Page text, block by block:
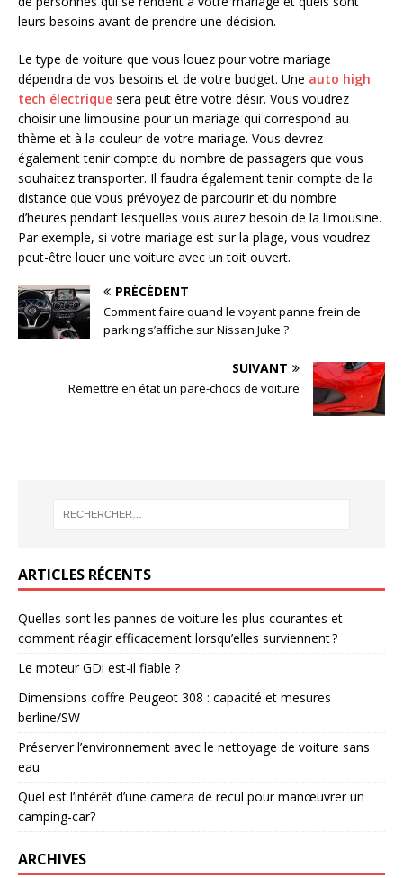
leurs besoins avant de prendre une décision.
Le type de voiture que vous louez pour votre mariage
dépendra de vos besoins et de votre budget. Une auto high
tech électrique sera peut être votre désir. Vous voudrez
choisir une limousine pour un mariage qui correspond au
thème et à la couleur de votre mariage. Vous devrez
également tenir compte du nombre de passagers que vous
souhaitez transporter. Il faudra également tenir compte de la
distance que vous prévoyez de parcourir et du nombre
d’heures pendant lesquelles vous aurez besoin de la limousine.
Par exemple, si votre mariage est sur la plage, vous voudrez
peut-être louer une voiture avec un toit ouvert.
PRÉCÉDENT
Comment faire quand le voyant panne frein de
parking s’affiche sur Nissan Juke ?
SUIVANT
Remettre en état un pare-chocs de voiture
ARTICLES RÉCENTS
Quelles sont les pannes de voiture les plus courantes et
comment réagir efficacement lorsqu’elles surviennent ?
Le moteur GDi est-il fiable ?
Dimensions coffre Peugeot 308 : capacité et mesures
berline/SW
Préserver l’environnement avec le nettoyage de voiture sans
eau
Quel est l’intérêt d’une camera de recul pour manœuvrer un
camping-car?
ARCHIVES